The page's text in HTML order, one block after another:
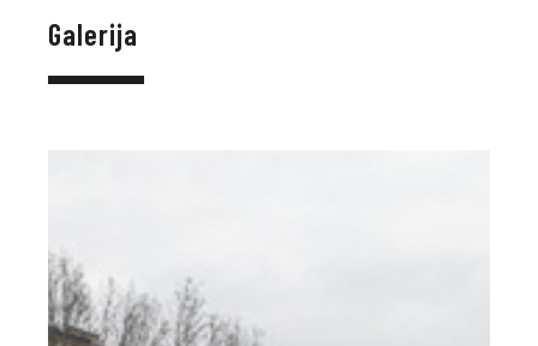
Galerija